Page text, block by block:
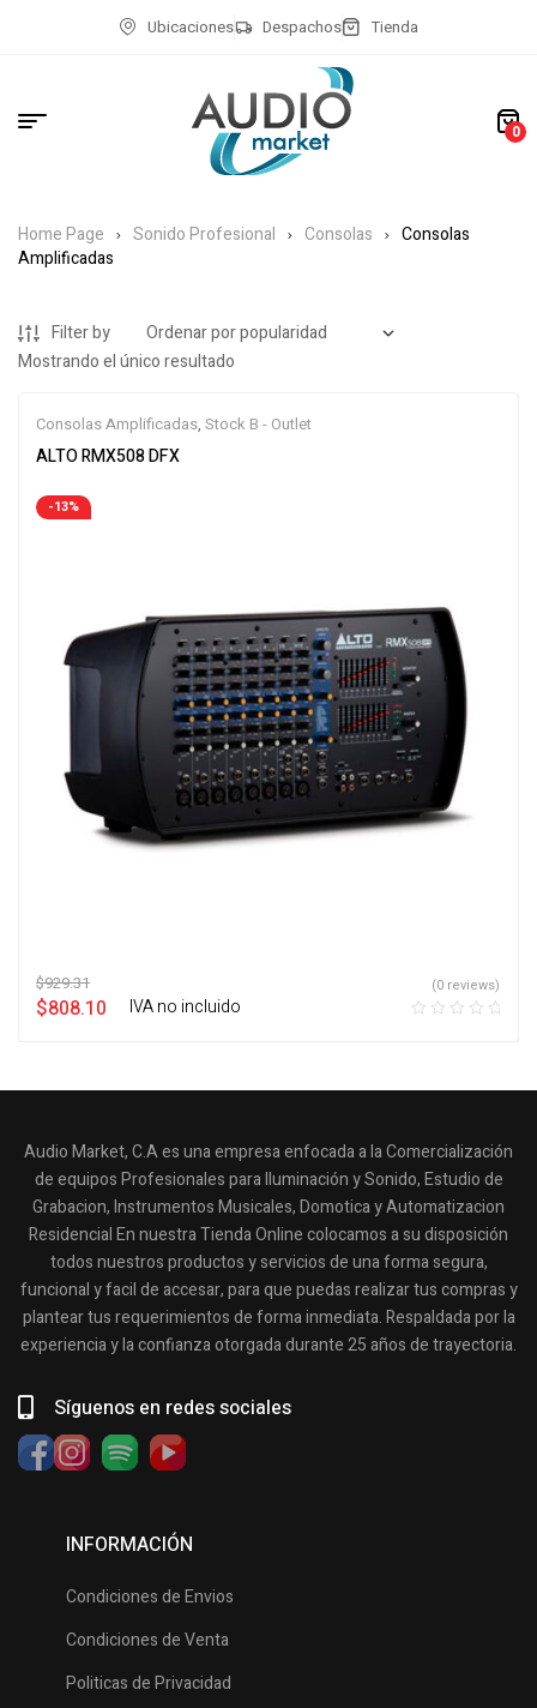
Ubicaciones Despachos Tienda
0
Home Page Sonido Profesional Consolas
Consolas
Amplificadas
Filter by
Mostrando el único resultado
Consolas Amplificadas, Stock B - Outlet
ALTO RMX508 DFX
-13%
$929.31
$808.10 ‎ ‎ ‎ IVA no incluido
(0 reviews)
Audio Market, C.A es una empresa enfocada a la Comercialización
de equipos Profesionales para Iluminación y Sonido, Estudio de
Grabacion, Instrumentos Musicales, Domotica y Automatizacion
Residencial En nuestra Tienda Online colocamos a su disposición
todos nuestros productos y servicios de una forma segura,
funcional y facil de accesar, para que puedas realizar tus compras y
plantear tus requerimientos de forma inmediata. Respaldada por la
experiencia y la confianza otorgada durante 25 años de trayectoria.
Síguenos en redes sociales
INFORMACIÓN
Condiciones de Envios
Condiciones de Venta
Politicas de Privacidad